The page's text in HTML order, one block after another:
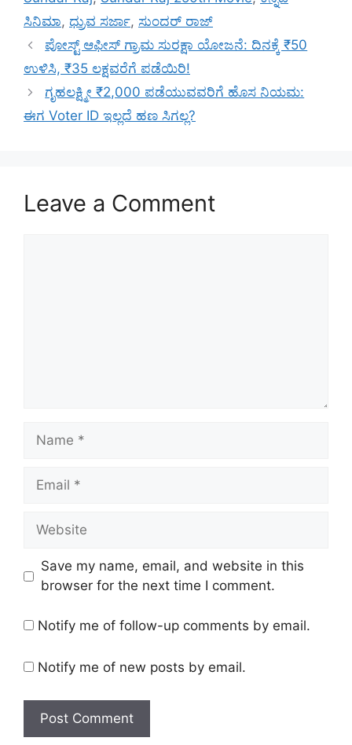
ಸಿನಿಮಾ, ಧ್ರುವ ಸರ್ಜಾ, ಸುಂದರ್ ರಾಜ್
ಪೋಸ್ಟ್ ಆಫೀಸ್ ಗ್ರಾಮ ಸುರಕ್ಷಾ ಯೋಜನೆ: ದಿನಕ್ಕೆ ₹50
ಉಳಿಸಿ, ₹35 ಲಕ್ಷವರೆಗೆ ಪಡೆಯಿರಿ!
ಗೃಹಲಕ್ಷ್ಮೀ ₹2,000 ಪಡೆಯುವವರಿಗೆ ಹೊಸ ನಿಯಮ:
ಈಗ Voter ID ಇಲ್ಲದೆ ಹಣ ಸಿಗಲ್ಲ?
Leave a Comment
Name
Email
Website
Save my name, email, and website in this
browser for the next time I comment.
Notify me of follow-up comments by email.
Notify me of new posts by email.